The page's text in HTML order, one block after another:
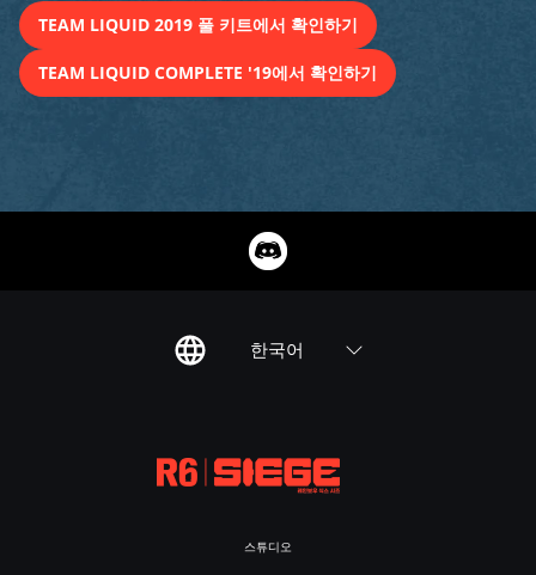
TEAM LIQUID 2019 풀 키트에서 확인하기
TEAM LIQUID COMPLETE '19에서 확인하기
한국어
스튜디오